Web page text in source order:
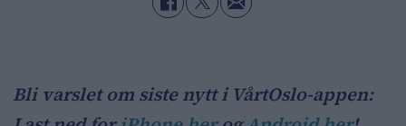
Bli varslet om siste nytt i VårtOslo-appen: